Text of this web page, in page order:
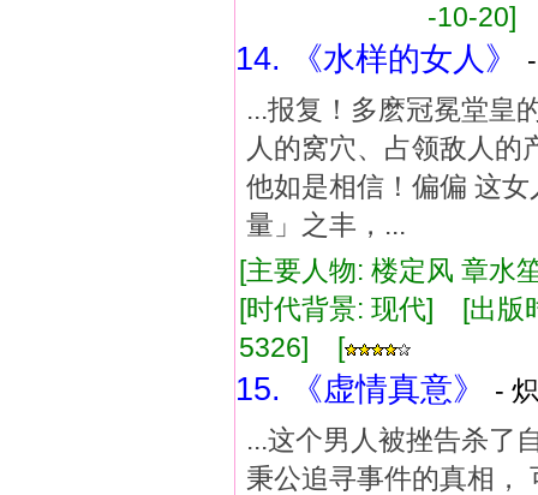
-10-
14. 《水样的女人》
...报复！多麽冠冕堂皇
人的窝穴、占领敌人
他如是相信！偏偏 这
量」之丰，...
[主要人物: 楼定风 章
[时代背景: 现代] [出
5326] [
15. 《虚情真意》
-
...这个男人被挫告杀了
秉公追寻事件的真相，